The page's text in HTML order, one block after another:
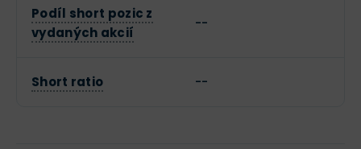
Podíl short pozic z
vydaných akcií
--
Short ratio --